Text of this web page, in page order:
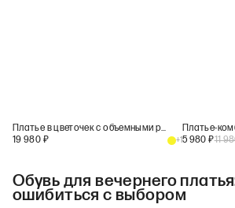
Платье в цветочек с объемными рукавами
19 980 ₽ +1
Платье-
5 980 ₽11
Обувь для вечернего
ошибиться с выбором